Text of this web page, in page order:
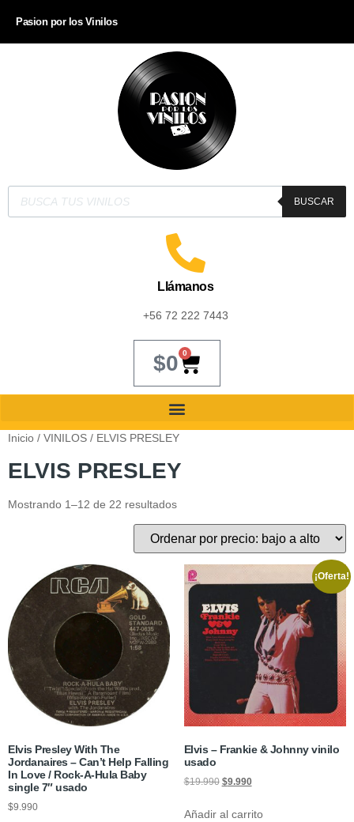
Pasion por los Vinilos
BUSCAR
Llámanos
+56 72 222 7443
$0 0
Inicio / VINILOS / ELVIS PRESLEY
ELVIS PRESLEY
Mostrando 1–12 de 22 resultados
Elvis Presley With The
Jordanaires – Can’t Help Falling
In Love / Rock-A-Hula Baby
single 7″ usado
$9.990
¡Oferta!
Elvis – Frankie & Johnny vinilo
usado
$19.990 $9.990
Añadir al carrito